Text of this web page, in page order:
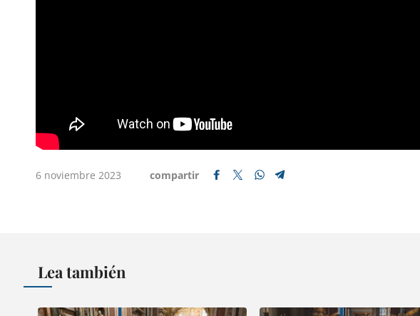
6 noviembre 2023 compartir
Lea también